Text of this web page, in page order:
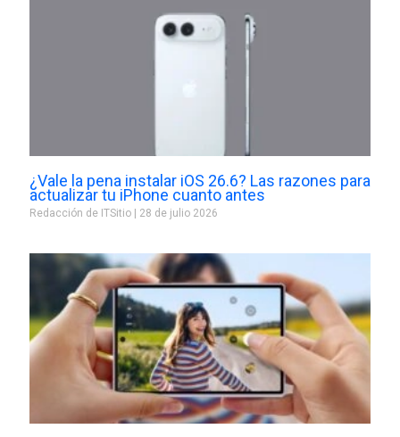
¿Vale la pena instalar iOS 26.6? Las razones para
actualizar tu iPhone cuanto antes
Redacción de ITSitio 28 de julio 2026